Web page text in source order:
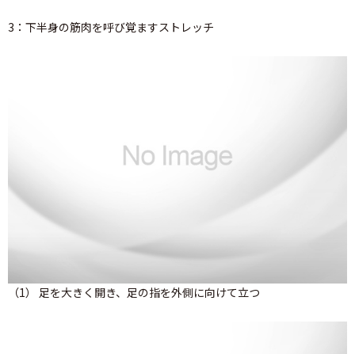
3：下半身の筋肉を呼び覚ますストレッチ
（1） 足を大きく開き、足の指を外側に向けて立つ